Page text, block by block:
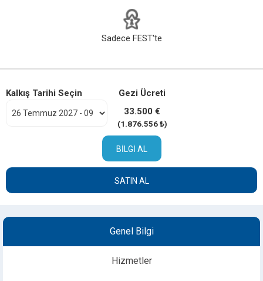
Sadece FEST'te
Kalkış Tarihi Seçin
Gezi Ücreti
33.500 €
(1.876.556 ₺)
BILGI AL
SATIN AL
Genel Bilgi
Hizmetler